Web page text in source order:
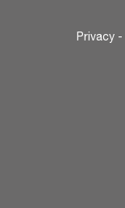
Privacy -